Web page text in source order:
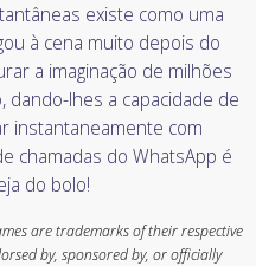
existe como uma
à cena muito depois do
a imaginação de milhões
lhes a capacidade de
instantaneamente com
chamadas do WhatsApp é
do bolo!
are trademarks of their respective
by, sponsored by, or officially